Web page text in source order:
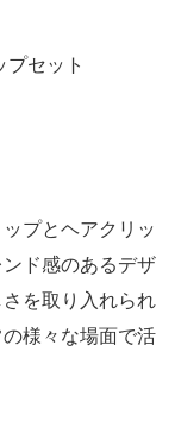
プセット
プとヘアクリッ
ド感のあるデザ
を取り入れられ
様々な場面で活